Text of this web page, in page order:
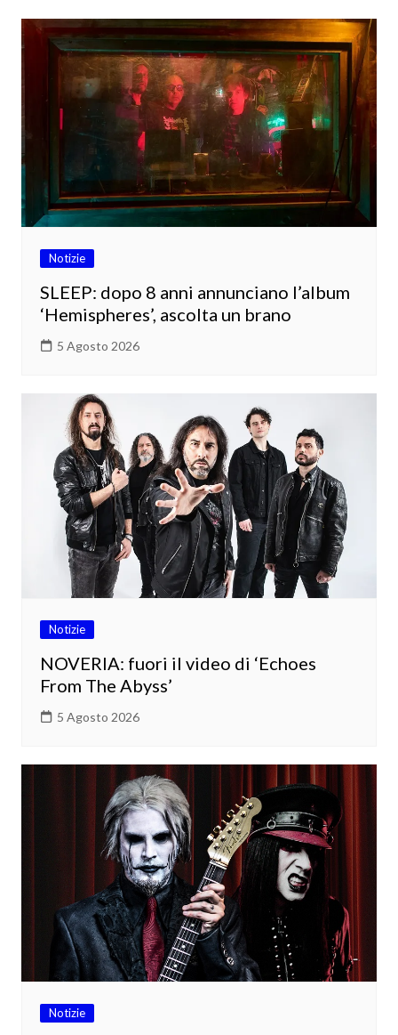
Notizie
SLEEP: dopo 8 anni annunciano l’album
‘Hemispheres’, ascolta un brano
5 Agosto 2026
Notizie
NOVERIA: fuori il video di ‘Echoes
From The Abyss’
5 Agosto 2026
Notizie